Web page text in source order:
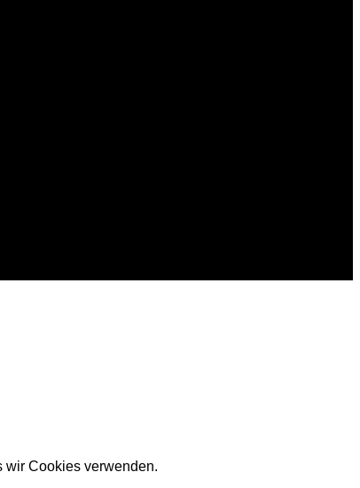
wir Cookies verwenden.